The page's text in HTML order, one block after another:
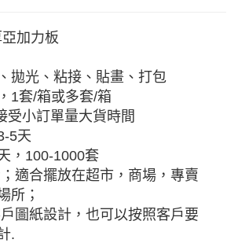
加力板
拋光、粘接、貼畫、打包
1套/箱或多套/箱
受小訂單量大貨時間
5天
，100-1000套
適合擺放在超市，商場，專賣
所；
圖紙設計，也可以按照客戶要
.